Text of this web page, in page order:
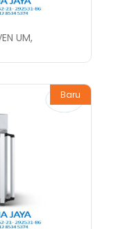
UM,
Baru